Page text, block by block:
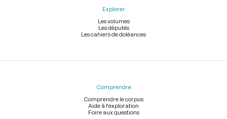
Explorer
Les volumes
Les députés
Les cahiers de doléances
Comprendre
Comprendre le corpus
Aide à l'exploration
Foire aux questions